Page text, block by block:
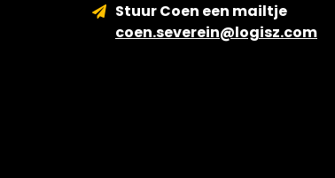
Stuur Coen een mailtje
coen.severein@logisz.com